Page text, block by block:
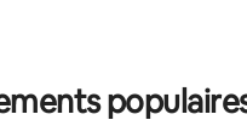
plus par
watch?